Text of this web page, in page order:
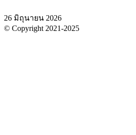
26 มิถุนายน 2026
© Copyright 2021-2025